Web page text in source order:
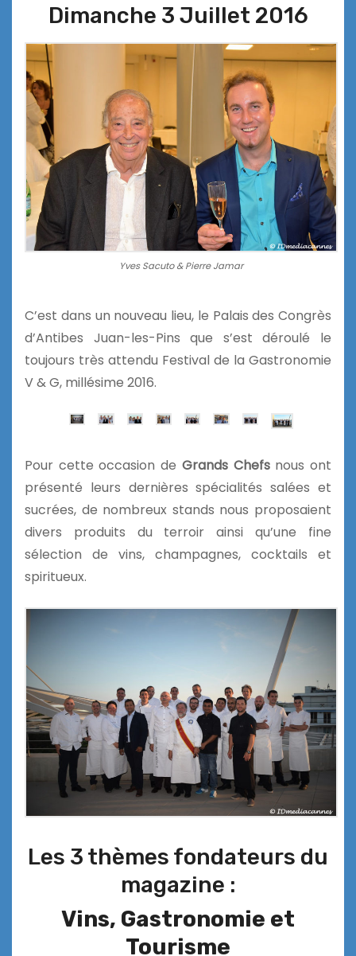
Dimanche 3 Juillet 2016
Yves Sacuto & Pierre Jamar
C’est dans un nouveau lieu, le Palais des Congrès
d’Antibes Juan-les-Pins que s’est déroulé le
toujours très attendu Festival de la Gastronomie
V & G, millésime 2016.
Pour cette occasion de Grands Chefsnous ont
présenté leurs dernières spécialités salées et
sucrées, de nombreux stands nous proposaient
divers produits du terroir ainsi qu’une fine
sélection de vins, champagnes, cocktails et
spiritueux.
Les 3 thèmes fondateurs du
magazine :
Vins, Gastronomie et
Tourisme